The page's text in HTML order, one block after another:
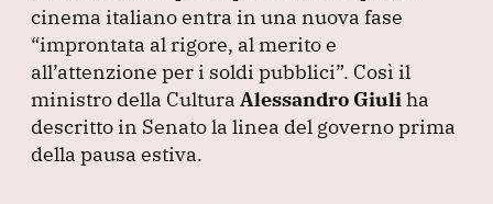
o
k
p
cinema italiano entra in una nuova fase
“improntata al rigore, al merito e
all’attenzione per i soldi pubblici”. Così il
ministro della Cultura Alessandro Giuli ha
descritto in Senato la linea del governo prima
della pausa estiva.